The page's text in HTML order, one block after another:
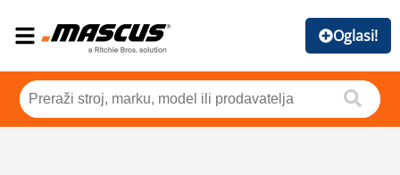
Oglasi!